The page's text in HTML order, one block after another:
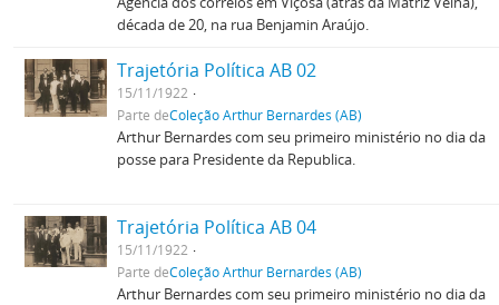
década de 20, na rua Benjamin Araújo.
Trajetória Política AB 02
15/11/1922
Parte deColeção Arthur Bernardes (AB)
Arthur Bernardes com seu primeiro ministério no dia da
posse para Presidente da Republica.
Trajetória Política AB 04
15/11/1922
Parte deColeção Arthur Bernardes (AB)
Arthur Bernardes com seu primeiro ministério no dia da